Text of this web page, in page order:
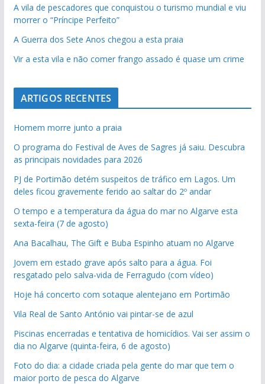
pub
pub
A vila de pescadores que conquistou o turismo mundial e viu
morrer o “Príncipe Perfeito”
A Guerra dos Sete Anos chegou a esta praia
Vir a esta vila e não comer frango assado é quase um crime
ARTIGOS RECENTES
Homem morre junto a praia
O programa do Festival de Aves de Sagres já saiu. Descubra
as principais novidades para 2026
PJ de Portimão detém suspeitos de tráfico em Lagos. Um
deles ficou gravemente ferido ao saltar do 2º andar
O tempo e a temperatura da água do mar no Algarve esta
sexta-feira (7 de agosto)
Ana Bacalhau, The Gift e Buba Espinho atuam no Algarve
Jovem em estado grave após salto para a água. Foi
resgatado pelo salva-vida de Ferragudo (com vídeo)
Hoje há concerto com sotaque alentejano em Portimão
Vila Real de Santo António vai pintar-se de azul
Piscinas encerradas e tentativa de homicídios. Vai ser assim o
dia no Algarve (quinta-feira, 6 de agosto)
Foto do dia: a cidade criada pela gente do mar que tem o
maior porto de pesca do Algarve